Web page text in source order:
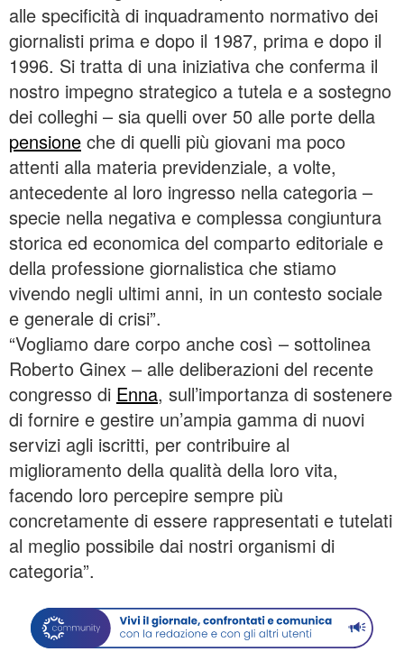
alle specificità di inquadramento normativo dei
giornalisti prima e dopo il 1987, prima e dopo il
1996. Si tratta di una iniziativa che conferma il
nostro impegno strategico a tutela e a sostegno
dei colleghi – sia quelli over 50 alle porte della
pensione che di quelli più giovani ma poco
attenti alla materia previdenziale, a volte,
antecedente al loro ingresso nella categoria –
specie nella negativa e complessa congiuntura
storica ed economica del comparto editoriale e
della professione giornalistica che stiamo
vivendo negli ultimi anni, in un contesto sociale
e generale di crisi”.
“Vogliamo dare corpo anche così – sottolinea
Roberto Ginex – alle deliberazioni del recente
congresso di Enna, sull’importanza di sostenere
di fornire e gestire un’ampia gamma di nuovi
servizi agli iscritti, per contribuire al
miglioramento della qualità della loro vita,
facendo loro percepire sempre più
concretamente di essere rappresentati e tutelati
al meglio possibile dai nostri organismi di
categoria”.